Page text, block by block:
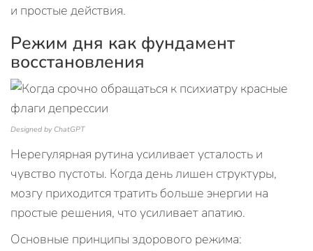
и простые действия.
Режим дня как фундамент
восстановления
Designed by ChatGPT
Нерегулярная рутина усиливает усталость и
чувство пустоты. Когда день лишен структуры,
мозгу приходится тратить больше энергии на
простые решения, что усиливает апатию.
Основные принципы здорового режима: